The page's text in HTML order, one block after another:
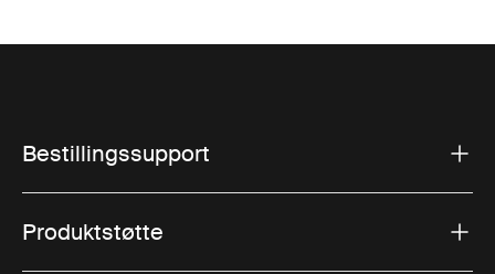
Bestillingssupport
Produktstøtte